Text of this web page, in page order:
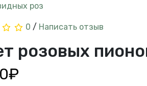
роз
0 / Написать отзыв
розовых